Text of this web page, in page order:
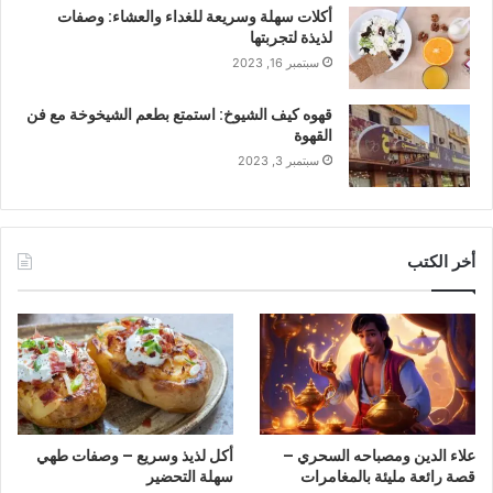
أكلات سهلة وسريعة للغداء والعشاء: وصفات
لذيذة لتجربتها
سبتمبر 16, 2023
قهوه كيف الشيوخ: استمتع بطعم الشيخوخة مع فن
القهوة
سبتمبر 3, 2023
أخر الكتب
علاء الدين ومصباحه السحري –
قصة رائعة مليئة بالمغامرات
أكل لذيذ وسريع – وصفات طهي
سهلة التحضير